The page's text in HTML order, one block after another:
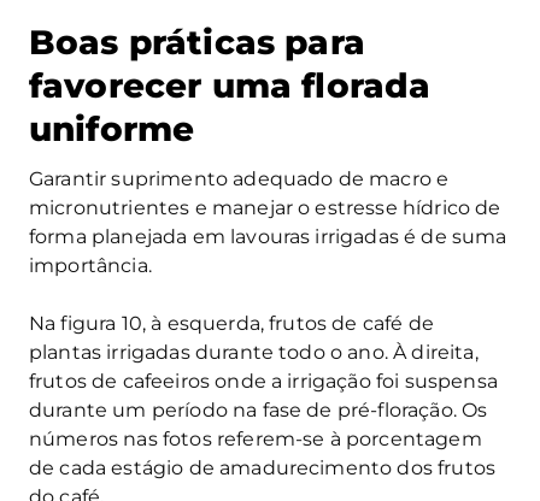
Boas práticas para
favorecer uma florada
uniforme
Garantir suprimento adequado de macro e
micronutrientes e manejar o estresse hídrico de
forma planejada em lavouras irrigadas é de suma
importância.
Na figura 10, à esquerda, frutos de café de
plantas irrigadas durante todo o ano. À direita,
frutos de cafeeiros onde a irrigação foi suspensa
durante um período na fase de pré-floração. Os
números nas fotos referem-se à porcentagem
de cada estágio de amadurecimento dos frutos